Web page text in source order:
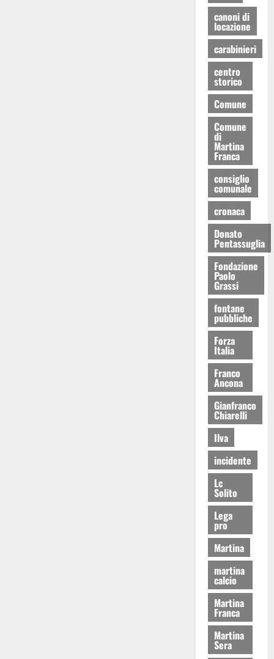
canoni di
locazione
carabinieri
centro
storico
Comune
Comune
di
Martina
Franca
consiglio
comunale
cronaca
Donato
Pentassuglia
Fondazione
Paolo
Grassi
fontane
pubbliche
Forza
Italia
Franco
Ancona
Gianfranco
Chiarelli
Ilva
incidente
Lc
Solito
Lega
pro
Martina
martina
calcio
Martina
Franca
Martina
Sera